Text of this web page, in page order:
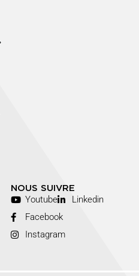
NOUS SUIVRE
Youtube
Linkedin
Facebook
Instagram